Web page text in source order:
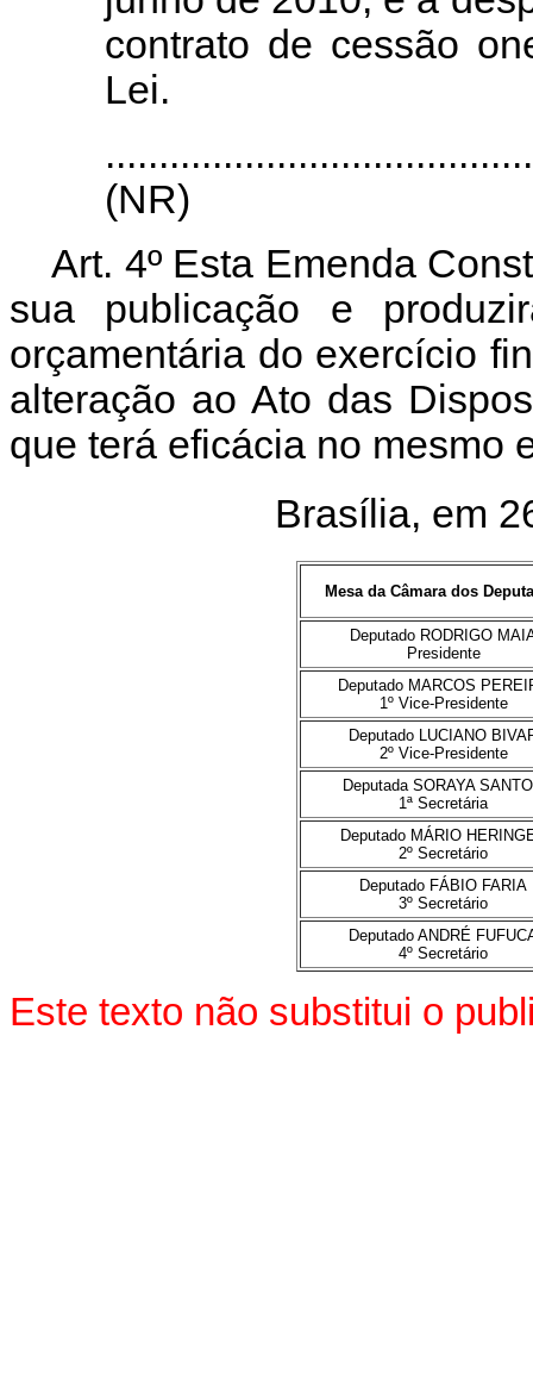
contrato de cessão
Lei.
(NR)
Art. 4º Esta Emenda
sua publicação e
orçamentária do exercício
alteração ao Ato das
que terá eficácia no mesmo
Brasília, em
Mesa da Câmara dos
Deputado RODRIGO
Presidente
Deputado MARCOS
1º Vice-Presidente
Deputado LUCIANO
2º Vice-Presidente
Deputada SORAYA
1ª Secretária
Deputado MÁRIO
2º Secretário
Deputado FÁBIO FARIA
3º Secretário
Deputado ANDRÉ
4º Secretário
Este texto não substitui o